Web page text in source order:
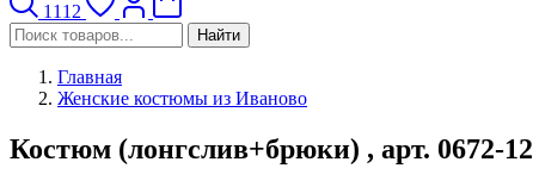
1112
Найти
Главная
Женские костюмы из Иваново
Костюм (лонгслив+брюки) , арт. 0672-12